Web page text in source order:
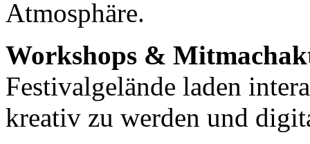
Atmosphäre.
Workshops &
Festivalgelände laden
kreativ zu werden und